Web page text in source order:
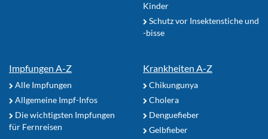
Kinder
Schutz vor Insektenstiche und
-bisse
Impfungen A-Z
Alle Impfungen
Allgemeine Impf-Infos
Die wichtigsten Impfungen
für Fernreisen
Krankheiten A-Z
Chikungunya
Cholera
Denguefieber
Gelbfieber